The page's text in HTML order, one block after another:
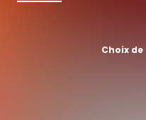
Choix